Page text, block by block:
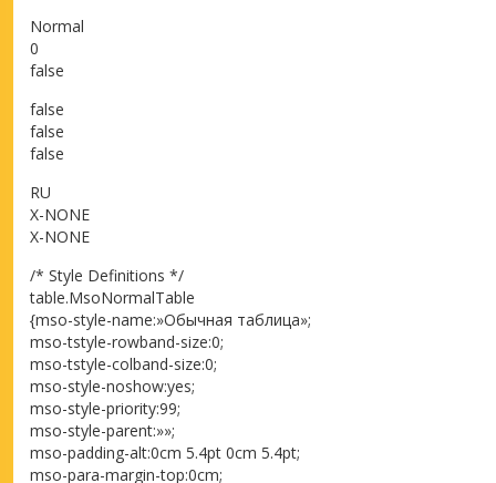
Normal
0
false
false
false
false
RU
X-NONE
X-NONE
/* Style Definitions */
table.MsoNormalTable
{mso-style-name:»Обычная таблица»;
mso-tstyle-rowband-size:0;
mso-tstyle-colband-size:0;
mso-style-noshow:yes;
mso-style-priority:99;
mso-style-parent:»»;
mso-padding-alt:0cm 5.4pt 0cm 5.4pt;
mso-para-margin-top:0cm;